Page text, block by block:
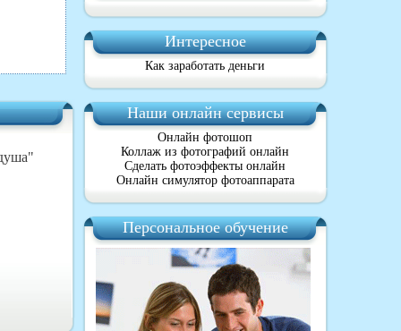
Интересное
Как заработать деньги
Наши онлайн сервисы
Онлайн фотошоп
Коллаж из фотографий онлайн
Сделать фотоэффекты онлайн
Онлайн симулятор фотоаппарата
Персональное обучение